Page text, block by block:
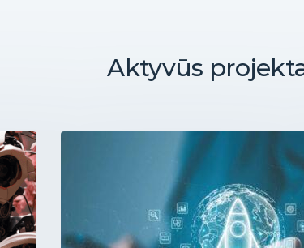
Aktyvūs